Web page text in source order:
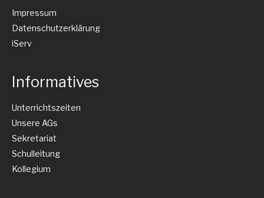
Impressum
Datenschutzerklärung
iServ
Informatives
Unterrichtszeiten
Unsere AGs
Sekretariat
Schulleitung
Kollegium